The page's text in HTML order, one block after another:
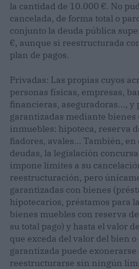
la cantidad de 10.000 €. No
cancelada, de forma total o
conjunto la deuda pública
€, aunque si reestructurada
plan de pagos.
Privadas: Las propias cuyos
personas físicas, empresas,
financieras, aseguradoras..., y
garantizadas mediante bienes
inmuebles: hipoteca, reserva
fiadores, avales... También, en
deudas, la legislación
impone límites a su
reestructuración, pero
garantizadas con bienes
hipotecarios, préstamos para
bienes muebles con reserva
su total pago) y hasta el valor
que exceda del valor del bien o
garantizada puede exonerarse
reestructurarse sin ningún